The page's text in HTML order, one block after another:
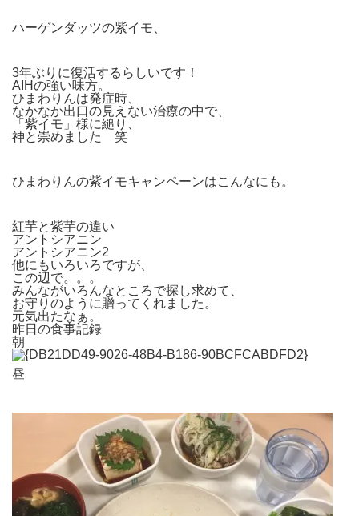
ハーゲンダッツの紫イモ、
3年ぶりに復活するらしいです！
AIHの強い味方。
ひまわりんは発症時、
なかなか出口の見えない治療の中で、
「紫イモ」様に縋り、
神と崇めました 笑
ひまわりんの紫イモキャンペーンはこんなにも。
紅芋と紫芋の違い
アントシアニン
アントシアニン2
他にもいろいろですが、
この辺で。。。
みんながいろんなところで探し求めて、
お守りのように贈ってくれました。
元気出たなぁ。
昨日の食事記録
朝
昼